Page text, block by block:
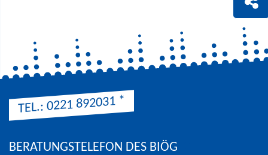
TEL.: 0221 892031 *
Hinweis: Preis entsprechend der Preisliste Ihres Telefonanbieters
BERATUNGSTELEFON DES BIÖG